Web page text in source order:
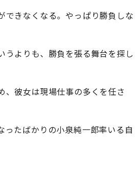
できなくなる。やっぱり勝負しな
よりも、勝負を張る舞台を探し
彼女は現場仕事の多くを任さ
たばかりの小泉純一郎率いる自